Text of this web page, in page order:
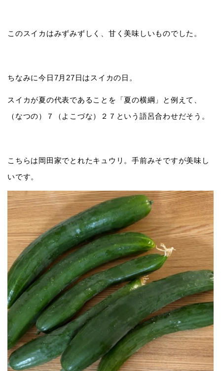
このスイカはみずみずしく、甘く美味しいものでした。
ちなみに今日7月27日はスイカの日。
スイカが夏の代表であることを「夏の横綱」と例えて、
（なつの）７（よこづな）２７という語呂合わせだそう。
こちらは岡田家でとれたキュウリ。手前みそですが美味し
いです。